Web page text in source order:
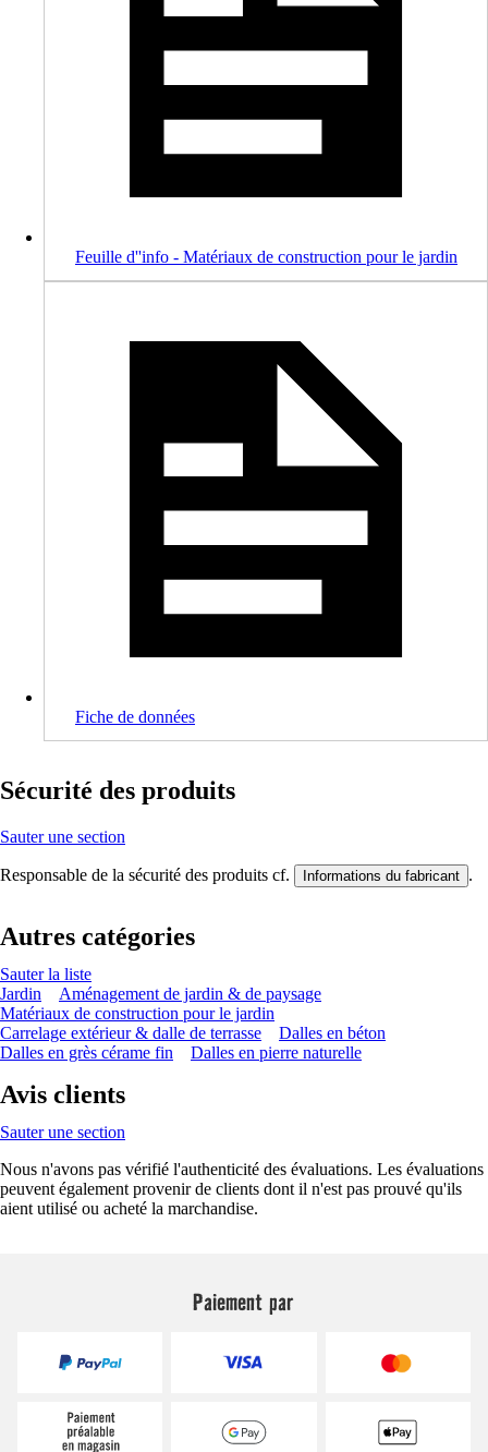
Feuille d''info - Matériaux de construction pour le jardin
Fiche de données
Sécurité des produits
Sauter une section
Responsable de la sécurité des produits cf. Informations du fabricant .
Autres catégories
Sauter la liste
Jardin
Aménagement de jardin & de paysage
Matériaux de construction pour le jardin
Carrelage extérieur & dalle de terrasse
Dalles en béton
Dalles en grès cérame fin
Dalles en pierre naturelle
Avis clients
Sauter une section
Nous n'avons pas vérifié l'authenticité des évaluations. Les évaluations
peuvent également provenir de clients dont il n'est pas prouvé qu'ils
aient utilisé ou acheté la marchandise.
Paiement par